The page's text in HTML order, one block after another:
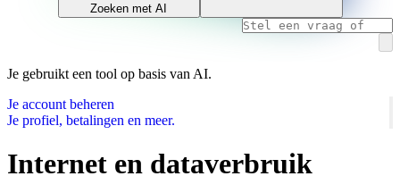
Zoeken met AI
Je gebruikt een tool op basis van AI.
Je account beheren
Je profiel, betalingen en meer.
Internet en dataverbruik